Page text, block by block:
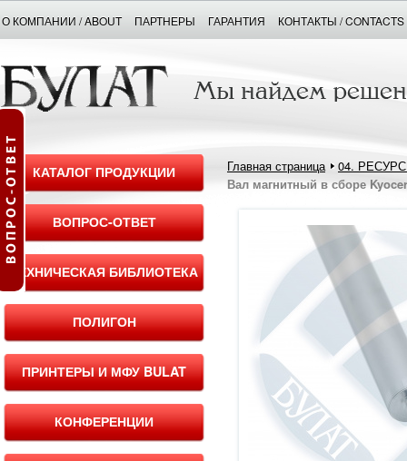
О КОМПАНИИ / ABOUT ПАРТНЕРЫ ГАРАНТИЯ КОНТАКТЫ / CONTACTS
КАТАЛОГ ПРОДУКЦИИ
ВОПРОС-ОТВЕТ
ТЕХНИЧЕСКАЯ БИБЛИОТЕКА
ПОЛИГОН
ПРИНТЕРЫ И МФУ BULAT
КОНФЕРЕНЦИИ
Главная страница
04.
Вал магнитный в сборе